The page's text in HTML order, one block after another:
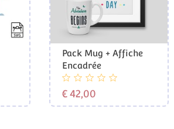
Pack Mug + Affiche
Encadrée
€ 42,00Prijs